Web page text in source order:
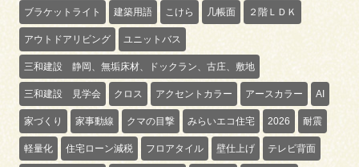
ブラケットライト 建築用語 こけら 几帳面 ２階ＬＤＫ
アウトドアリビング ユニットバス
三和建設 静岡、無垢床材、ドックラン、古庄、敷地
三和建設 見学会 クロス アクセントカラー アースカラー AI
家づくり 家事動線 クマの目撃 みらいエコ住宅 2026 耐震
軽量化 住宅ローン減税 フロアタイル 壁仕上げ テレビ背面